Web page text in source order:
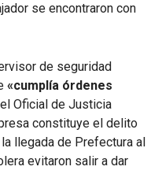
se encontraron con
de seguridad
«cumplía órdenes
Oficial de Justicia
constituye el delito
llegada de Prefectura al
evitaron salir a dar